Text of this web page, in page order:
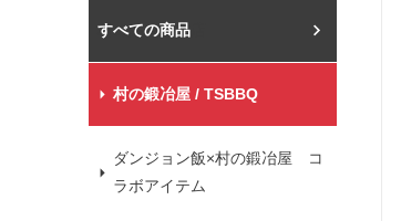
村の鍛冶屋本店
村の鍛冶屋 / TSBBQ
ダンジョン飯×村の鍛冶屋 コ
ラボアイテム